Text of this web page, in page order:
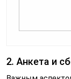
2. Анкета и